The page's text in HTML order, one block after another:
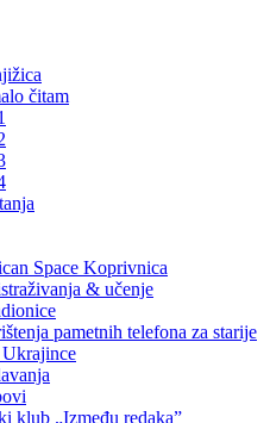
čitam
Space Koprivnica
& učenje
pametnih telefona za starije
Ukrajince
klub „Između redaka”